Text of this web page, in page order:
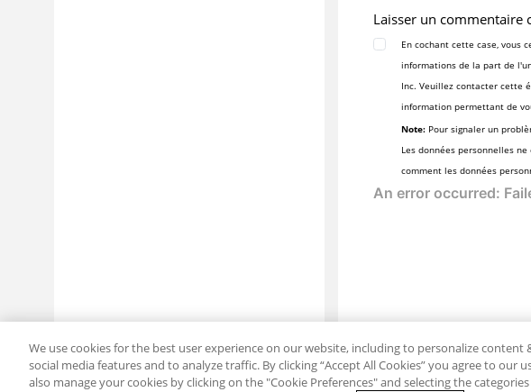
Laisser un commentaire
En cochant cette case, vous
informations de la part de
Inc. Veuillez contacter cette
information permettant de
Note: Pour signaler un
Les données personnelles
comment les données
We use cookies for the best user experience on our website, including to personalize content
social media features and to analyze traffic. By clicking “Accept All Cookies” you agree to our
also manage your cookies by clicking on the "Cookie Preferences" and selecting the